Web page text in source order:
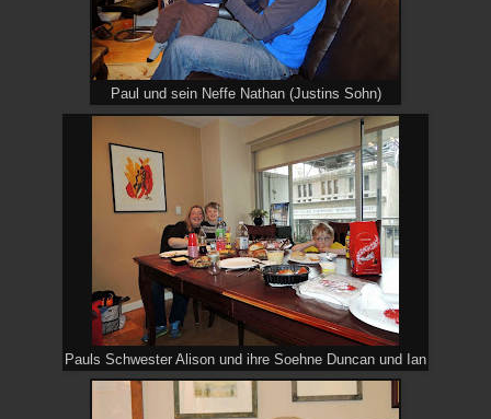
Paul und sein Neffe Nathan (Justins Sohn)
Pauls Schwester Alison und ihre Soehne Duncan und Ian